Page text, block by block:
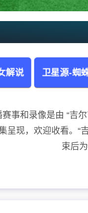
解说 卫星源-蜘
事和录像是由 “吉
呈现，欢迎收看。“
束后